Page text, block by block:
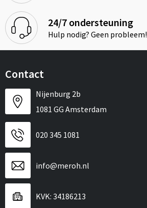
24/7 ondersteuning
Hulp nodig? Geen probleem!
Contact
Nijenburg 2b
1081 GG Amsterdam
020 345 1081
info@meroh.nl
KVK: 34186213